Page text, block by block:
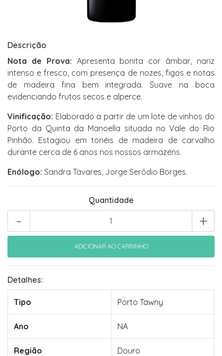
Descrição
Nota de Prova: Apresenta bonita cor âmbar, nariz
intenso e fresco, com presença de nozes, figos e notas
de madeira fina bem integrada. Suave na boca
evidenciando frutos secos e alperce.
Vinificação: Elaborado a partir de um lote de vinhos do
Porto da Quinta da Manoella situada no Vale do Rio
Pinhão. Estagiou em tonéis de madeira de carvalho
durante cerca de 6 anos nos nossos armazéns.
Enólogo: Sandra Tavares, Jorge Serôdio Borges.
Quantidade
+
-
Detalhes:
Tipo Porto Tawny
Ano NA
Região Douro